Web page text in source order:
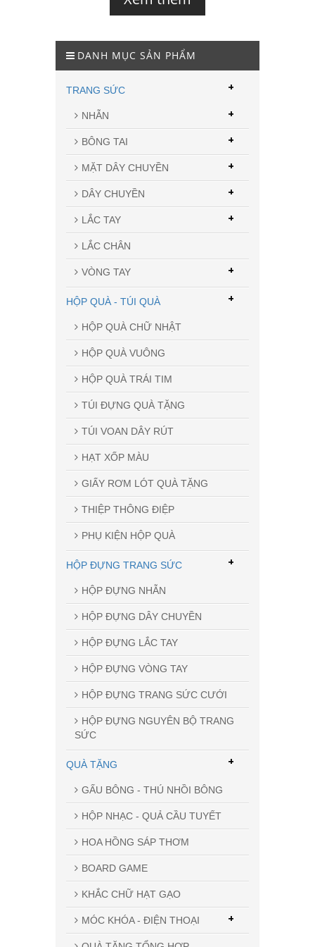
DANH MỤC SẢN PHẨM
TRANG SỨC
NHẪN +
BÔNG TAI +
MẶT DÂY CHUYỀN +
DÂY CHUYỀN +
LẮC TAY +
LẮC CHÂN
VÒNG TAY +
+
HỘP QUÀ - TÚI QUÀ
HỘP QUÀ CHỮ NHẬT
HỘP QUÀ VUÔNG
HỘP QUÀ TRÁI TIM
TÚI ĐỰNG QUÀ TẶNG
TÚI VOAN DÂY RÚT
HẠT XỐP MÀU
GIẤY RƠM LÓT QUÀ TẶNG
THIỆP THÔNG ĐIỆP
PHỤ KIỆN HỘP QUÀ
+
HỘP ĐỰNG TRANG SỨC
HỘP ĐỰNG NHẪN
HỘP ĐỰNG DÂY CHUYỀN
HỘP ĐỰNG LẮC TAY
HỘP ĐỰNG VÒNG TAY
HỘP ĐỰNG TRANG SỨC CƯỚI
HỘP ĐỰNG NGUYÊN BỘ TRANG
SỨC
+
QUÀ TẶNG
GẤU BÔNG - THÚ NHỒI BÔNG
HỘP NHẠC - QUẢ CẦU TUYẾT
HOA HỒNG SÁP THƠM
BOARD GAME
KHẮC CHỮ HẠT GẠO
MÓC KHÓA - ĐIỆN THOẠI +
+